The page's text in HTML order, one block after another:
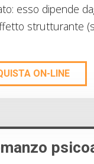
esso dipende
strutturante
ON-LINE